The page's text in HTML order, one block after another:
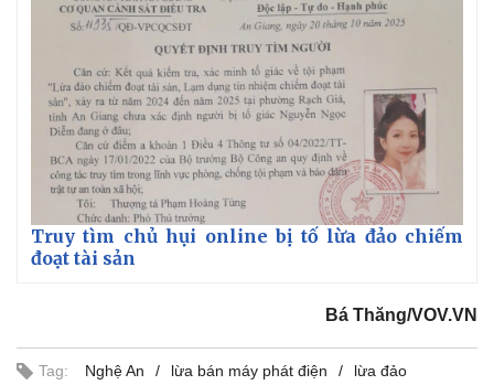
Truy tìm chủ hụi online bị tố lừa đảo chiếm
đoạt tài sản
Bá Thăng/VOV.VN
Tag: Nghệ An lừa bán máy phát điện lừa đảo